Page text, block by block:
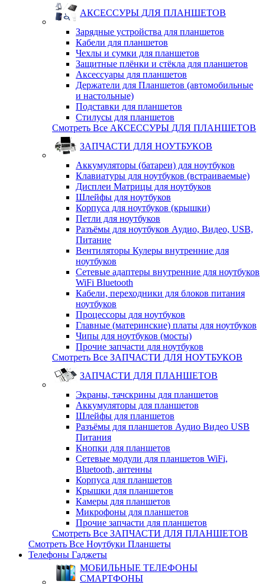
АКСЕССУРЫ ДЛЯ ПЛАНШЕТОВ
Зарядные устройства для планшетов
Кабели для планшетов
Чехлы и сумки для планшетов
Защитные плёнки и стёкла для планшетов
Аксессуары для планшетов
Держатели для Планшетов (автомобильные
и настольные)
Подставки для планшетов
Стилусы для планшетов
Смотреть Все АКСЕССУРЫ ДЛЯ ПЛАНШЕТОВ
ЗАПЧАСТИ ДЛЯ НОУТБУКОВ
Аккумуляторы (батареи) для ноутбуков
Клавиатуры для ноутбуков (встраиваемые)
Дисплеи Матрицы для ноутбуков
Шлейфы для ноутбуков
Корпуса для ноутбуков (крышки)
Петли для ноутбуков
Разъёмы для ноутбуков Аудио, Видео, USB,
Питание
Вентиляторы Кулеры внутренние для
ноутбуков
Сетевые адаптеры внутренние для ноутбуков
WiFi Bluetooth
Кабели, переходники для блоков питания
ноутбуков
Процессоры для ноутбуков
Главные (материнские) платы для ноутбуков
Чипы для ноутбуков (мосты)
Прочие запчасти для ноутбуков
Смотреть Все ЗАПЧАСТИ ДЛЯ НОУТБУКОВ
ЗАПЧАСТИ ДЛЯ ПЛАНШЕТОВ
Экраны, тачскрины для планшетов
Аккумуляторы для планшетов
Шлейфы для планшетов
Разъёмы для планшетов Аудио Видео USB
Питания
Кнопки для планшетов
Сетевые модули для планшетов WiFi,
Bluetooth, антенны
Корпуса для планшетов
Крышки для планшетов
Камеры для планшетов
Микрофоны для планшетов
Прочие запчасти для планшетов
Смотреть Все ЗАПЧАСТИ ДЛЯ ПЛАНШЕТОВ
Смотреть Все Ноутбуки Планшеты
Телефоны Гаджеты
МОБИЛЬНЫЕ ТЕЛЕФОНЫ
СМАРТФОНЫ